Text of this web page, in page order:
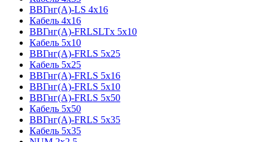
ВВГнг(А)-LS 4x16
Кабель 4x16
ВВГнг(А)-FRLSLTx 5x10
Кабель 5x10
ВВГнг(А)-FRLS 5x25
Кабель 5x25
ВВГнг(А)-FRLS 5x16
ВВГнг(А)-FRLS 5x10
ВВГнг(А)-FRLS 5x50
Кабель 5x50
ВВГнг(А)-FRLS 5x35
Кабель 5x35